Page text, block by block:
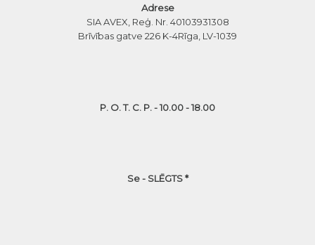
Adrese
SIA AVEX, Reģ. Nr. 40103931308
Brīvības gatve 226 K-4Rīga, LV-1039
P. O. T. C. P. - 10.00 - 18.00
Se - SLĒGTS *